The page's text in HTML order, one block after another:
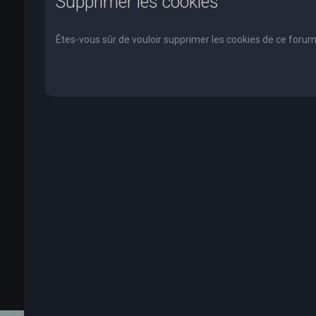
Êtes-vous sûr de vouloir supprimer les cookies de ce